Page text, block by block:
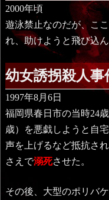
2000年頃
遊泳禁止なのだが、こ
れ、助けようと飛び込
幼女誘拐殺人事
1997年8月6日
福岡県春日市の当時24
歳）を悪戯しようと自
声を上げるなど抵抗さ
さえで溺死させた。
その後、大型のポリバ